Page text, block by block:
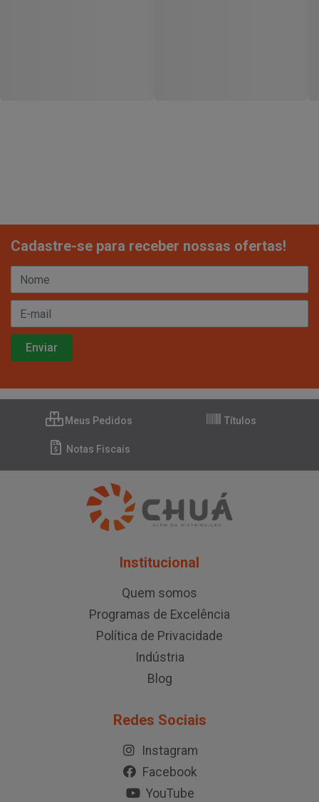
Cadastre-se para receber nossas ofertas!
Meus Pedidos Títulos
Notas Fiscais
Institucional
Quem somos
Programas de Excelência
Política de Privacidade
Indústria
Blog
Redes Sociais
Instagram
Facebook
YouTube